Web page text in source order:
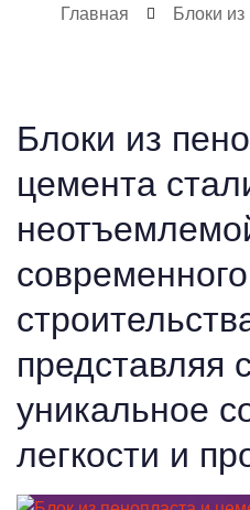
Главная Блоки
Блоки из
цемента
современного
представляя
уникальное
легкости и